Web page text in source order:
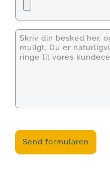
Unavngivet